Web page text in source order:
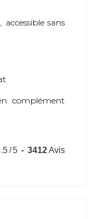
sans
complément
/5 - 3412Avis